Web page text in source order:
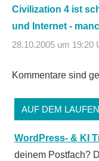
Civilization 4 ist
und Internet -
28.10.2005 um 19:20
Kommentare sind
AUF DEM
WordPress- & KI
deinem Postfach?